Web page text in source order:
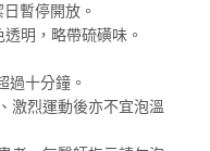
暫停開放。
明，略帶硫磺味。
過十分鐘。
激烈運動後亦不宜泡溫